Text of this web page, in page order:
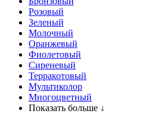
Розовый
Зеленый
Молочный
Оранжевый
Фиолетовый
Сиреневый
Терракотовый
Мультиколор
Многоцветный
Показать больше ↓